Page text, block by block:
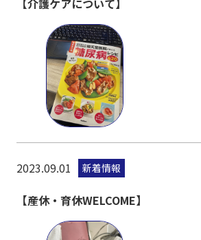
2023.09.01 新着情報
【産休・育休WELCOME】